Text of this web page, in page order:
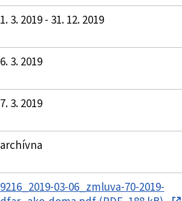
1. 3. 2019 - 31. 12. 2019
6. 3. 2019
7. 3. 2019
archívna
9216_2019-03-06_zmluva-70-2019-